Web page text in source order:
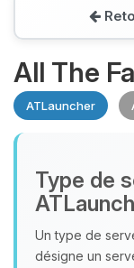
All The
ATLauncher
Type de
Un type de
désigne un